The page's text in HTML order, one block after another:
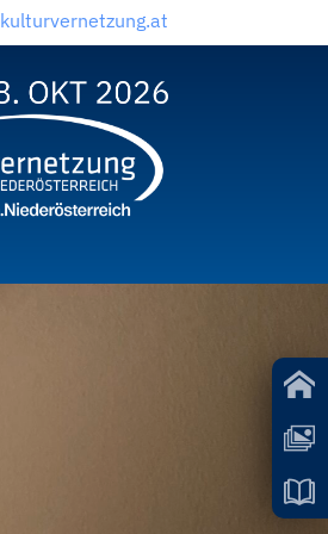
kulturvernetzung.at